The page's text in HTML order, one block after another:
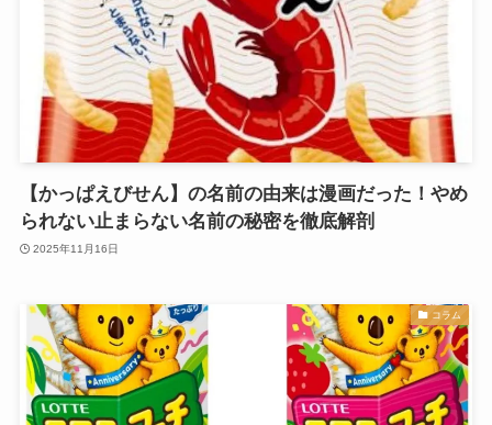
【かっぱえびせん】の名前の由来は漫画だった！やめ
られない止まらない名前の秘密を徹底解剖
2025年11月16日
コラム